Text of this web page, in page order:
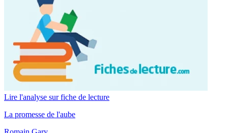
Lire l'analyse sur fiche de lecture
La promesse de l'aube